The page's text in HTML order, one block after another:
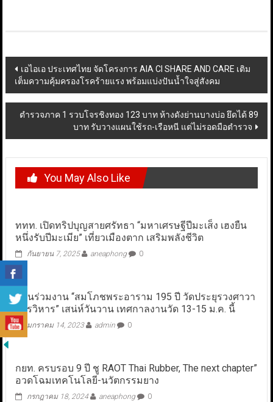
Post
navigation
เอไอเอ ประเทศไทย จัดโครงการ AIA CI SHARE AND CARE เติม
เต็มความคุ้มครองโรคร้ายแรง พร้อมแบ่งปันน้ำใจสู่สังคม
ตำรวจภาค 1 รวบโจรชิงทอง 123 บาท ห้างดังย่านบางบ่อ ยึดได้ 89
บาท รับวางแผนใช้รถ-เรือหนี แต่ไม่รอดมือตำรวจ
You May Also Like
ททท. เปิดทริปบุญสายศรัทธา “มหาเศรษฐีปีมะเส็ง เฮงยืน
หนึ่งรับปีมะเมีย” เที่ยวเมืองตาก เสริมพลังชีวิต
กันยายน 7, 2025 aneaphong 0
ชวนร่วมงาน “สมโภชพระอาราม 195 ปี วัดประยุรวงศาวา
สวรวิหาร” เสน่ห์วันวาน เทศกาลงานวัด 13-15 ม.ค. นี้
มกราคม 14, 2023 admin 0
กยท. ครบรอบ 9 ปี ชู RAOT Thai Rubber, The next chapter”
อวดโฉมเทคโนโลยี-นวัตกรรมยาง
กรกฎาคม 18, 2024 aneaphong 0